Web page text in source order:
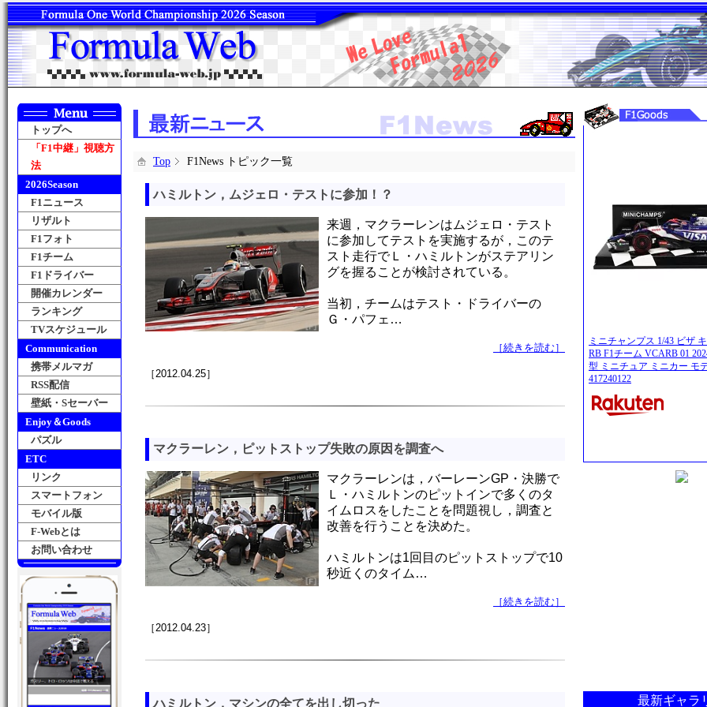
トップへ
「F1中継」視聴方
法
2026Season
F1ニュース
リザルト
F1フォト
F1チーム
F1ドライバー
開催カレンダー
ランキング
TVスケジュール
Communication
携帯メルマガ
RSS配信
壁紙・Sセーバー
Enjoy＆Goods
パズル
ETC
リンク
スマートフォン
モバイル版
F-Webとは
お問い合わせ
Top F1News トピック一覧
ハミルトン，ムジェロ・テストに参加！？
来週，マクラーレンはムジェロ・テスト
に参加してテストを実施するが，このテ
スト走行でＬ・ハミルトンがステアリン
グを握ることが検討されている。
当初，チームはテスト・ドライバーの
Ｇ・パフェ…
［続きを読む］
［2012.04.25］
マクラーレン，ピットストップ失敗の原因を調査へ
マクラーレンは，バーレーンGP・決勝で
Ｌ・ハミルトンのピットインで多くのタ
イムロスをしたことを問題視し，調査と
改善を行うことを決めた。
ハミルトンは1回目のピットストップで10
秒近くのタイム…
［続きを読む］
［2012.04.23］
ハミルトン，マシンの全てを出し切った
ミニチャンプス 1/43 ビザ
RB F1チーム VCARB 01
型 ミニチュア ミニカー モ
417240122
最新ギャラ